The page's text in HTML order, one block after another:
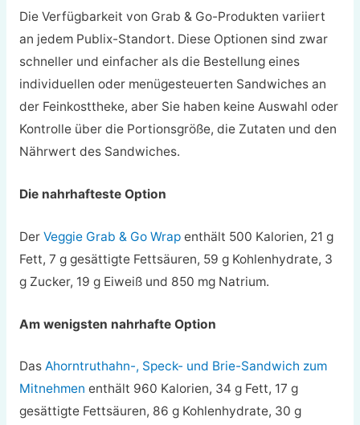
Die Verfügbarkeit von Grab & Go-Produkten variiert
an jedem Publix-Standort. Diese Optionen sind zwar
schneller und einfacher als die Bestellung eines
individuellen oder menügesteuerten Sandwiches an
der Feinkosttheke, aber Sie haben keine Auswahl oder
Kontrolle über die Portionsgröße, die Zutaten und den
Nährwert des Sandwiches.
Die nahrhafteste Option
Der Veggie Grab & Go Wrapenthält 500 Kalorien, 21 g
Fett, 7 g gesättigte Fettsäuren, 59 g Kohlenhydrate, 3
g Zucker, 19 g Eiweiß und 850 mg Natrium.
Am wenigsten nahrhafte Option
Das Ahorntruthahn-, Speck- und Brie-Sandwich zum
Mitnehmen enthält 960 Kalorien, 34 g Fett, 17 g
gesättigte Fettsäuren, 86 g Kohlenhydrate, 30 g